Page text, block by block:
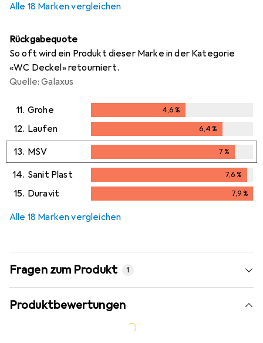
Alle 18 Marken vergleichen
Rückgabequote
So oft wird ein Produkt dieser Marke in der Kategorie
«WC Deckel» retourniert.
Quelle: Galaxus
11. Grohe 4,6%
12. Laufen 6,4%
13. MSV 7%
7%
14. Sanit Plast 7,6%
7,6%
15. Duravit 7,9%
Alle 18 Marken vergleichen
Fragen zum Produkt 1
Produktbewertungen